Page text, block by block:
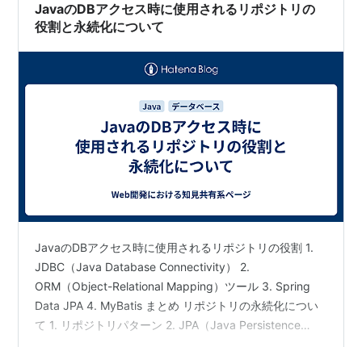
JavaのDBアクセス時に使用されるリポジトリの
役割と永続化について
JavaのDBアクセス時に使用されるリポジトリの役割 1.
JDBC（Java Database Connectivity） 2.
ORM（Object-Relational Mapping）ツール 3. Spring
Data JPA 4. MyBatis まとめ リポジトリの永続化につい
て 1. リポジトリパターン 2. JPA（Java Persistence